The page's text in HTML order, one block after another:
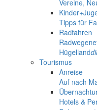
Vereine,
Tipps für
Radfahren
Hügelland
Tourismus
Anreise
Auf nach
Hotels &